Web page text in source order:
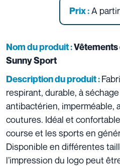
Prix :A
Nom du produit :Vêtements
Sunny Sport
Description du produit :
respirant, durable, à
antibactérien, imperméable,
coutures. Idéal et
course et les sports en
Disponible en différentes
l’impression du logo peut